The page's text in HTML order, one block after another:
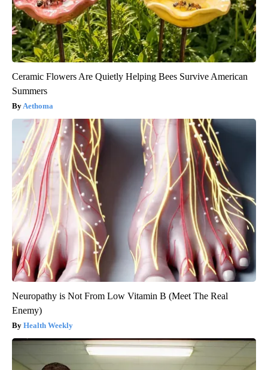
Ceramic Flowers Are Quietly Helping Bees Survive American
Summers
Aethoma
Neuropathy is Not From Low Vitamin B (Meet The Real
Enemy)
Health Weekly